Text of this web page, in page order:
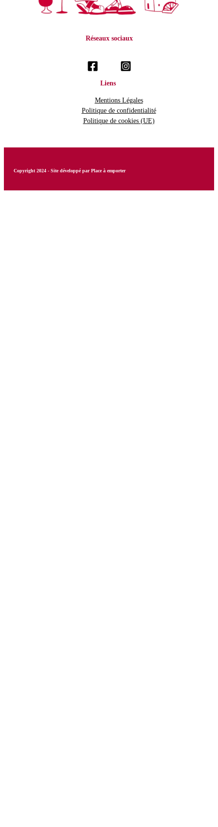
Réseaux sociaux
Liens
Mentions Légales
Politique de confidentialité
Politique de cookies (UE)
Copyright 2024 - Site développé par Place à emporter